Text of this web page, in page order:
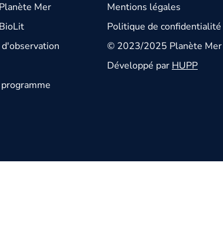
Mer
Mentions légales
Politique de confidentialité
© 2023/2025 Planète Mer
Développé parHUPP